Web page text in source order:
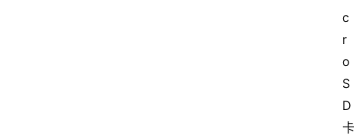
c
r
o
S
D
卡